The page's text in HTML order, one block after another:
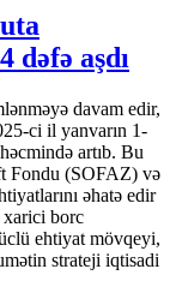
dəfə aşdı
davam edir,
ci il yanvarın 1-
artıb. Bu
Fondu (SOFAZ) və
əhatə edir
borc
ehtiyat mövqeyi,
strateji iqtisadi